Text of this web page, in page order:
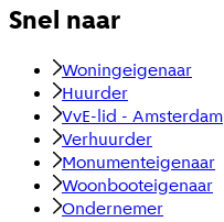
Snel naar
Woningeigenaar
Huurder
VvE-lid - Amsterdam
Verhuurder
Monumenteigenaar
Woonbooteigenaar
Ondernemer